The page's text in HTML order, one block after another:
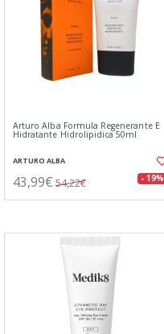
Arturo Alba Formula Regenerante E
Hidratante Hidrolipidica 50ml
ARTURO ALBA
43,99€ 54,22€ - 19%